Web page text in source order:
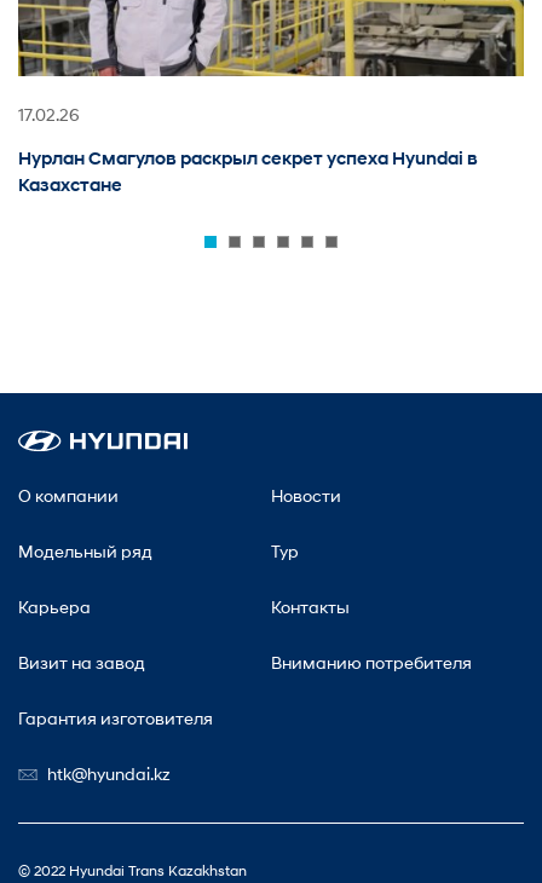
17.02.26
Нурлан Смагулов раскрыл секрет успеха Hyundai в
Казахстане
О компании Новости
Модельный ряд Тур
Карьера Контакты
Визит на завод Вниманию потребителя
Гарантия изготовителя
htk@hyundai.kz
© 2022 Hyundai Trans Kazakhstan